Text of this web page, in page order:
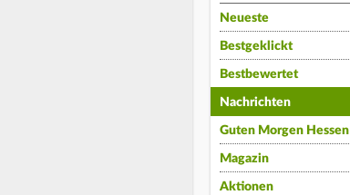
Neueste
Bestgeklickt
Bestbewertet
Nachrichten
Guten Morgen Hessen
Magazin
Aktionen